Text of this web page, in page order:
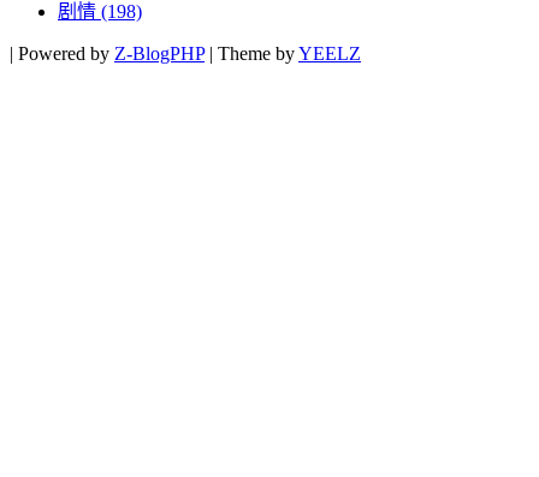
剧情 (198)
| Powered by Z-BlogPHP | Theme byYEELZ